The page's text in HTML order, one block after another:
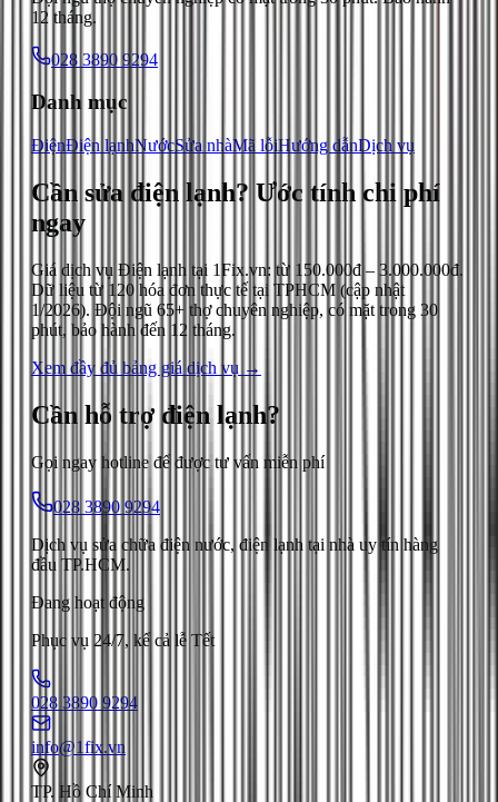
12 tháng.
028 3890 9294
Danh mục
ĐiệnĐiện lạnhNướcSửa nhàMã lỗiHướng dẫnDịch vụ
Cần sửa điện lạnh? Ước tính chi phí
ngay
Giá dịch vụ Điện lạnh tại 1Fix.vn: từ 150.000đ – 3.000.000đ.
Dữ liệu từ 120 hóa đơn thực tế tại TPHCM (cập nhật
1/2026). Đội ngũ 65+ thợ chuyên nghiệp, có mặt trong 30
phút, bảo hành đến 12 tháng.
Xem đầy đủ bảng giá dịch vụ →
Cần hỗ trợ điện lạnh?
Gọi ngay hotline để được tư vấn miễn phí
028 3890 9294
Dịch vụ sửa chữa điện nước, điện lạnh tại nhà uy tín hàng
đầu TP.HCM.
Đang hoạt động
Phục vụ 24/7, kể cả lễ Tết
028 3890 9294
info@1fix.vn
TP. Hồ Chí Minh